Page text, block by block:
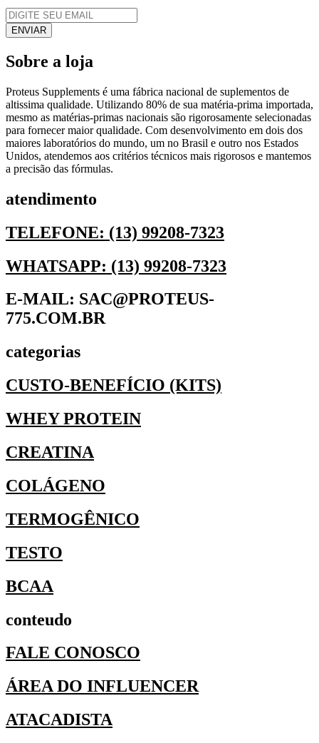
Sobre a loja
Proteus Supplements é uma fábrica nacional de suplementos de
altissima qualidade. Utilizando 80% de sua matéria-prima importada,
mesmo as matérias-primas nacionais são rigorosamente selecionadas
para fornecer maior qualidade. Com desenvolvimento em dois dos
maiores laboratórios do mundo, um no Brasil e outro nos Estados
Unidos, atendemos aos critérios técnicos mais rigorosos e mantemos
a precisão das fórmulas.
atendimento
TELEFONE: (13) 99208-7323
WHATSAPP: (13) 99208-7323
E-MAIL: SAC@PROTEUS-
775.COM.BR
categorias
CUSTO-BENEFÍCIO (KITS)
WHEY PROTEIN
CREATINA
COLÁGENO
TERMOGÊNICO
TESTO
BCAA
conteudo
FALE CONOSCO
ÁREA DO INFLUENCER
ATACADISTA